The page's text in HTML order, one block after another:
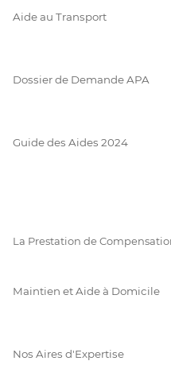
Aide au Transport
Dossier de Demande APA
Guide des Aides 2024
La Prestation de
Maintien et Aide à Domicile
Nos Aires d'Expertise